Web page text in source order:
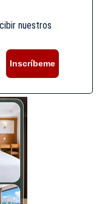
nuestros
Inscríbeme